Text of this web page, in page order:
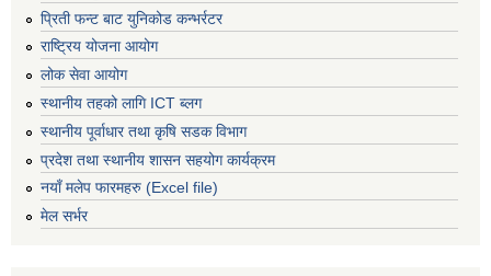
प्रिती फन्ट बाट युनिकोड कन्भर्रटर
राष्ट्रिय योजना आयोग
लोक सेवा आयोग
स्थानीय तहको लागि ICT ब्लग
स्थानीय पूर्वाधार तथा कृषि सडक विभाग
प्रदेश तथा स्थानीय शासन सहयोग कार्यक्रम
नयाँ मलेप फारमहरु (Excel file)
मेल सर्भर